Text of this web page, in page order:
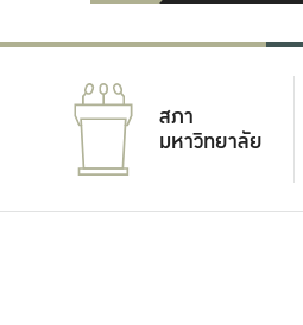
สภา
มหาวิทยาลัย